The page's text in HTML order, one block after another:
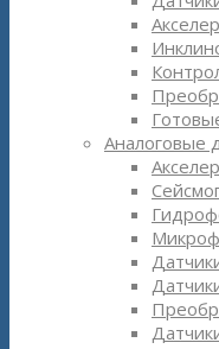
Аналоговые